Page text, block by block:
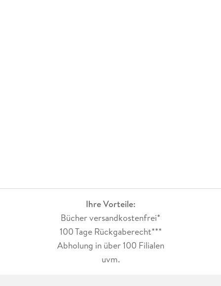
Ihre Vorteile:
Bücher versandkostenfrei*
100 Tage Rückgaberecht***
Abholung in über 100 Filialen
uvm.